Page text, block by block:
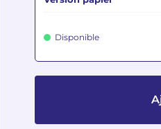
Disponible